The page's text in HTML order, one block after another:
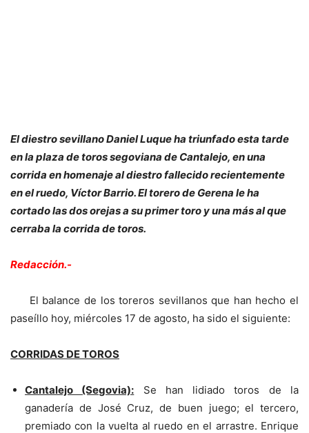
El diestro sevillano Daniel Luque ha triunfado esta tarde
en la plaza de toros segoviana de Cantalejo, en una
corrida en homenaje al diestro fallecido recientemente
en el ruedo, Víctor Barrio. El torero de Gerena le ha
cortado las dos orejas a su primer toro y una más al que
cerraba la corrida de toros.
Redacción.-
El balance de los toreros sevillanos que han hecho el
paseíllo hoy, miércoles 17 de agosto, ha sido el siguiente:
CORRIDAS DE TOROS
Cantalejo (Segovia): Se han lidiado toros de la
ganadería de José Cruz, de buen juego; el tercero,
premiado con la vuelta al ruedo en el arrastre. Enrique